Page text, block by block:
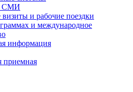
СМИ
и рабочие поездки
и международное
информация
приемная